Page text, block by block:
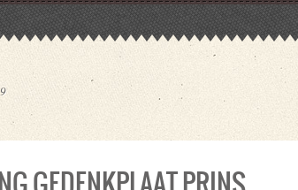
HOMEPAGINA
ACTIVITEITEN
LIDMAATSCHAP